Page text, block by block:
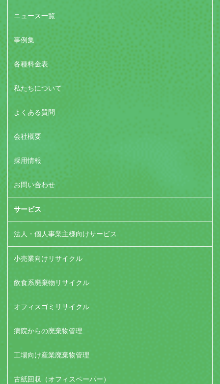
ニュース一覧
事例集
各種料金表
私たちについて
よくある質問
会社概要
採用情報
お問い合わせ
サービス
法人・個人事業主様向けサービス
小売業向けリサイクル
飲食系廃棄物リサイクル
オフィスゴミリサイクル
病院からの廃棄物管理
工場向け産業廃棄物管理
古紙回収（オフィスペーパー）